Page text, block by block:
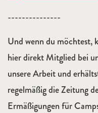
---------------
Und wenn du möchtest,
hier direkt Mitglied bei
unsere Arbeit und
regelmäßig die Zeitung
Ermäßigungen für